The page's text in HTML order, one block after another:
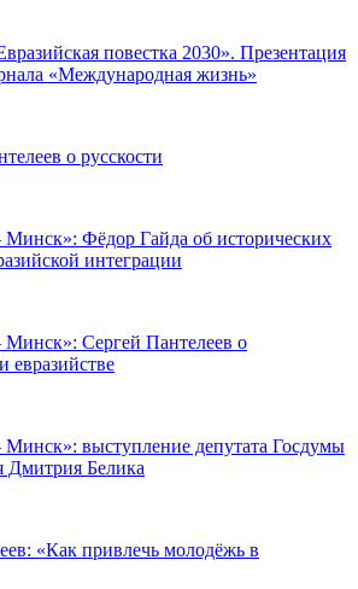
повестка 2030». Презентация
«Международная жизнь»
о русскости
Минск»: Фёдор Гайда об исторических
интеграции
Минск»: Сергей Пантелеев о
евразийстве
Минск»: выступление депутата Госдумы
Дмитрия Белика
«Как привлечь молодёжь в